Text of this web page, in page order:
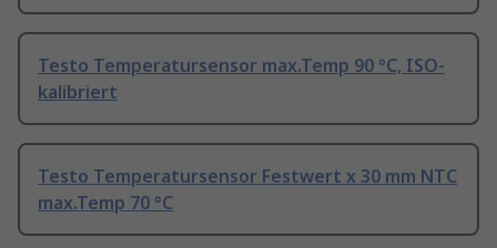
Testo Temperatursensor max.Temp 90 °C, ISO-
kalibriert
Testo Temperatursensor Festwert x 30 mm NTC
max.Temp 70 °C